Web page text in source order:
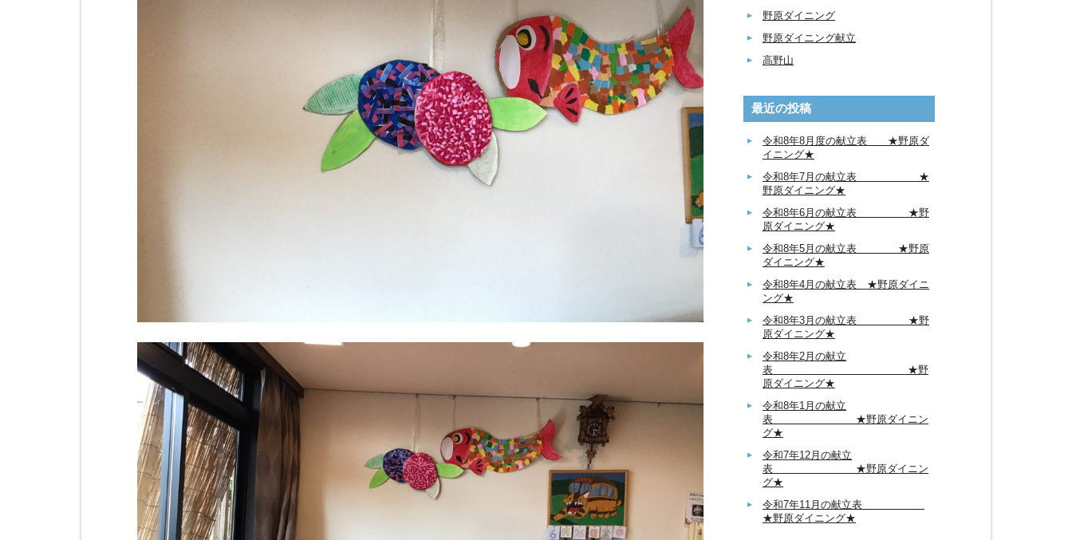
野原ダイニング
野原ダイニング献立
高野山
最近の投稿
令和8年8月度の献立表 ★野原ダ
イニング★
令和8年7月の献立表 ★
野原ダイニング★
令和8年6月の献立表 ★野
原ダイニング★
令和8年5月の献立表 ★野原
ダイニング★
令和8年4月の献立表 ★野原ダイニ
ング★
令和8年3月の献立表 ★野
原ダイニング★
令和8年2月の献立
表 ★野
原ダイニング★
令和8年1月の献立
表 ★野原ダイニン
グ★
令和7年12月の献立
表 ★野原ダイニン
グ★
令和7年11月の献立表
★野原ダイニング★